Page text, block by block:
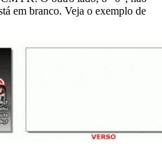
em branco. Veja o exemplo de